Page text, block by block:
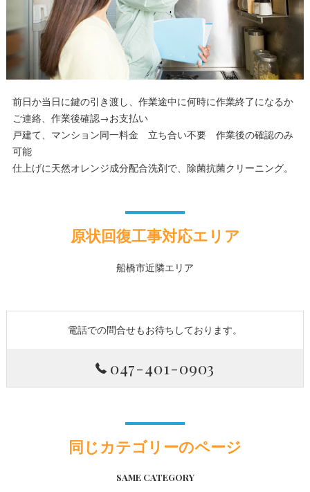
前日か当日に鍵の引き渡し、作業途中に何時に作業終了になるか
ご連絡、作業後確認→お支払い
戸建て、マンション同一料金 立ち合い不要 作業後の確認のみ
可能
仕上げに天然オレンジ成分配合洗剤で、除菌抗菌クリーニング。
原状回復工事対応エリア
船橋市近隣エリア
電話での問合せもお待ちしております。
047-401-0903
同じカテゴリーのページ
SAME CATEGORY